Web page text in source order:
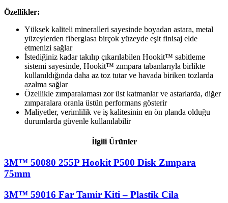
Özellikler:
Yüksek kaliteli mineralleri sayesinde boyadan astara, metal
yüzeylerden fiberglasa birçok yüzeyde eşit finisaj elde
etmenizi sağlar
İstediğiniz kadar takılıp çıkarılabilen Hookit™ sabitleme
sistemi sayesinde, Hookit™ zımpara tabanlarıyla birlikte
kullanıldığında daha az toz tutar ve havada biriken tozlarda
azalma sağlar
Özellikle zımparalaması zor üst katmanlar ve astarlarda, diğer
zımparalara oranla üstün performans gösterir
Maliyetler, verimlilik ve iş kalitesinin en ön planda olduğu
durumlarda güvenle kullanılabilir
İlgili Ürünler
3M™ 50080 255P Hookit P500 Disk Zımpara
75mm
3M™ 59016 Far Tamir Kiti – Plastik Cila